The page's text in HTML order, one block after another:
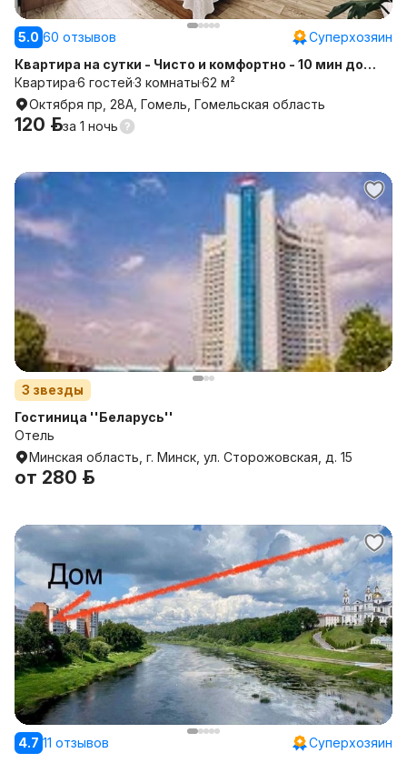
5.0 60 отзывов
Суперхозяин
Квартира на сутки - Чисто и комфортно - 10 мин до
центра
Квартира6 гостей3 комнаты62 м²
Октября пр, 28А, Гомель, Гомельская область
120 р.за 1 ночь
3 звезды
Гостиница ''Беларусь''
Отель
Минская область, г. Минск, ул. Сторожовская, д. 15
от 280 р.
4.7 11 отзывов
Суперхозяин